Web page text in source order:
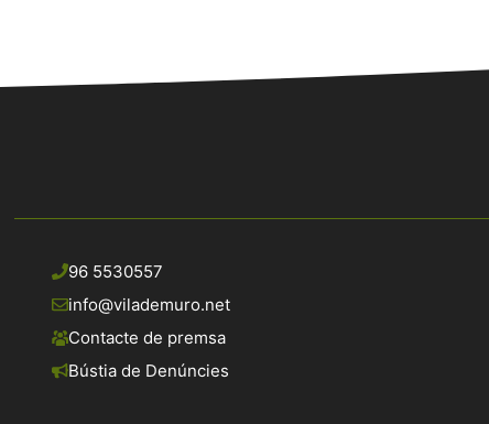
96 5530557
info@vilademuro.net
Contacte de premsa
Bústia de Denúncies